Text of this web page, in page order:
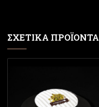
ΣΧΕΤΙΚΆ ΠΡΟΪΌΝΤΑ